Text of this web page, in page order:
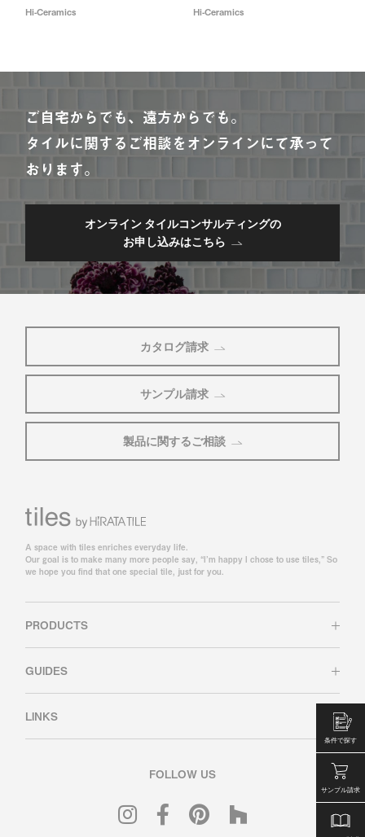
条件で探す
サンプル請求
Hi-Ceramics Hi-Ceramics
ご自宅からでも、遠方からでも。
タイルに関するご相談をオンラインにて承って
おります。
オンライン タイルコンサルティングの
お申し込みはこちら
カタログ請求
サンプル請求
製品に関するご相談
A space with tiles enriches everyday life.
Our goal is to make many more people say, “I’m happy I chose to use tiles,” So
we hope you find that one special tile, just for you.
PRODUCTS
GUIDES
LINKS
FOLLOW US